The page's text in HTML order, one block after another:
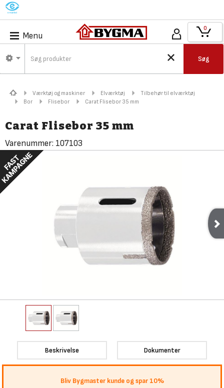
M
Menu
Søg
0
Værktøj og maskiner Elværktøj
Tilbehør til elværktøj
Bor
Flisebor Carat Flisebor 35 mm
Carat Flisebor 35 mm
Varenummer: 107103
Beskrivelse Dokumenter
Bliv Bygmaster kunde og spar 10%